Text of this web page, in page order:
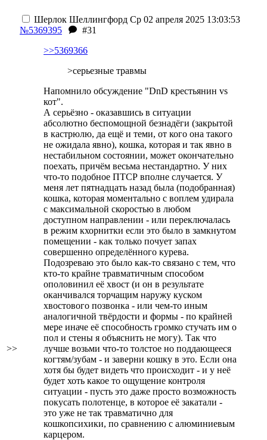
>>
Шерлок Шеллингфорд Ср 02 апреля 2025 13:03:53
№5369395
#31
>>5369366
>серьезные травмы
Напомнило обсуждение "DnD крестьянин vs
кот".
А серьёзно - оказавшись в ситуации
абсолютно беспомощной безнадёги (закрытой
в кастрюлю, да ещё и теми, от кого она такого
не ожидала явно), кошка, которая и так явно в
нестабильном состоянии, может окончательно
поехать, причём весьма нестандартно. У них
что-то подобное ПТСР вполне случается. У
меня лет пятнадцать назад была (подобранная)
кошка, которая моментально с воплем удирала
с максимальной скоростью в любом
доступном направлении - или переключалась
в режим кхорнитки если это было в замкнутом
помещении - как только почует запах
совершенно определённого курева.
Подозреваю это было как-то связано с тем, что
кто-то крайне травматичным способом
ополовинил её хвост (и он в результате
оканчивался торчащим наружу куском
хвостового позвонка - или чем-то иным
аналогичной твёрдости и формы - по крайней
мере иначе её способность громко стучать им о
пол и стены я объяснить не могу). Так что
лучше возьми что-то толстое но поддающееся
когтям/зубам - и заверни кошку в это. Если она
хотя бы будет видеть что происходит - и у неё
будет хоть какое то ощущение контроля
ситуации - пусть это даже просто возможность
покусать полотенце, в которое её закатали -
это уже не так травматично для
кошкопсихики, по сравнению с алюминиевым
карцером.